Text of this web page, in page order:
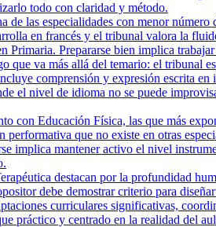
todo con claridad y método.
de las especialidades con menor
en francés y el tribunal valora la
Primaria. Prepararse bien implica
que va más allá del temario: el tribunal
comprensión y expresión escrita
el nivel de idioma no se puede
con Educación Física, las que más
que no existe en otras
implica mantener activo el nivel
destacan por la profundidad
debe demostrar criterio para
curriculares significativas,
práctico y centrado en la realidad del